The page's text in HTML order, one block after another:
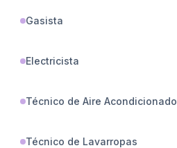
Gasista
Electricista
Técnico de Aire Acondicionado
Técnico de Lavarropas